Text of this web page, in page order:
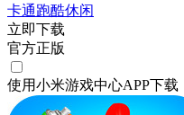
卡通跑酷休闲
立即下载
官方正版
使用小米游戏中心APP下载